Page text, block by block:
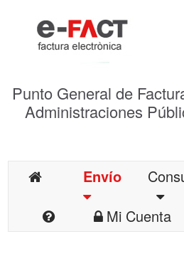
Punto General de
Administraciones
Envío
Mi Cuenta